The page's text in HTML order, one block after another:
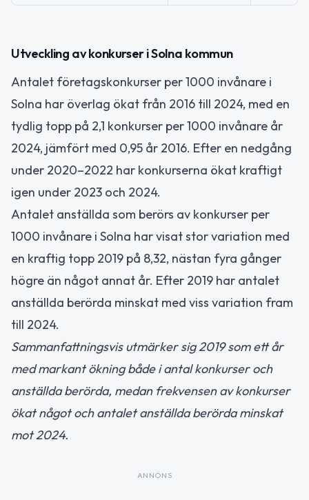
Utveckling av konkurser i Solna kommun
Antalet företagskonkurser per 1000 invånare i
Solna har överlag ökat från 2016 till 2024, med en
tydlig topp på 2,1 konkurser per 1000 invånare år
2024, jämfört med 0,95 år 2016. Efter en nedgång
under 2020–2022 har konkurserna ökat kraftigt
igen under 2023 och 2024.
Antalet anställda som berörs av konkurser per
1000 invånare i Solna har visat stor variation med
en kraftig topp 2019 på 8,32, nästan fyra gånger
högre än något annat år. Efter 2019 har antalet
anställda berörda minskat med viss variation fram
till 2024.
Sammanfattningsvis utmärker sig 2019 som ett år
med markant ökning både i antal konkurser och
anställda berörda, medan frekvensen av konkurser
ökat något och antalet anställda berörda minskat
mot 2024.
ANNONS